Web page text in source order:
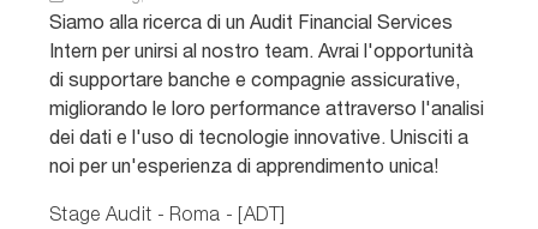
a
t
g
o
r
i
D
n
u
n
c
Siamo alla ricerca di un Audit Financial Services
Intern per unirsi al nostro team. Avrai l'opportunità
di supportare banche e compagnie assicurative,
migliorando le loro performance attraverso l'analisi
dei dati e l'uso di tecnologie innovative. Unisciti a
noi per un'esperienza di apprendimento unica!
Stage Audit - Roma - [ADT]